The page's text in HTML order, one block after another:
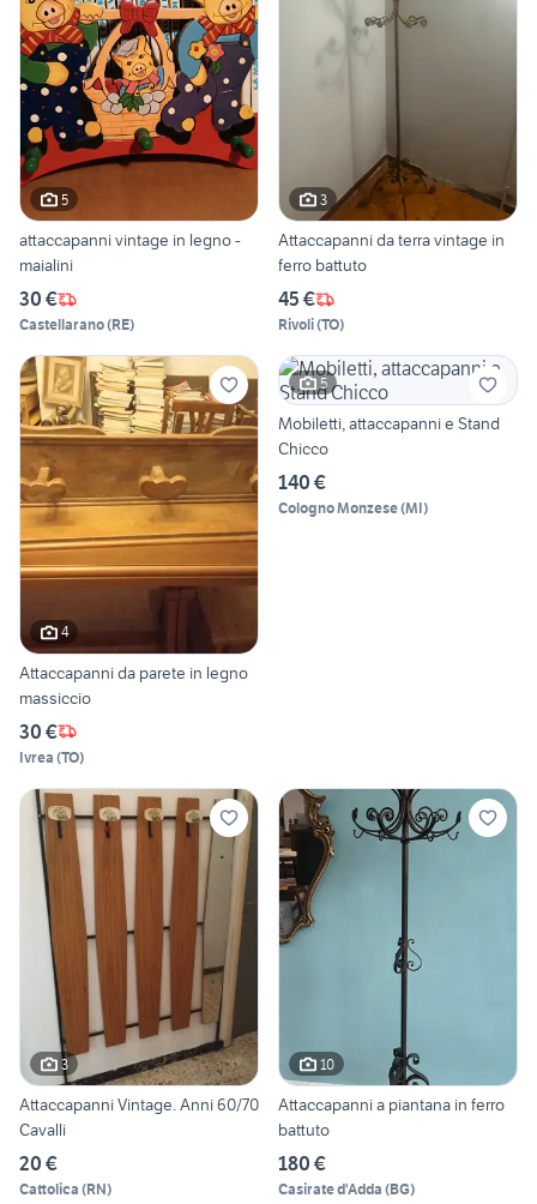
5
attaccapanni vintage in legno -
maialini
30 €
Castellarano(RE)
3
Attaccapanni da terra vintage in
ferro battuto
45 €
Rivoli(TO)
4
Attaccapanni da parete in legno
massiccio
30 €
Ivrea (TO)
5
Mobiletti, attaccapanni e Stand
Chicco
140 €
Cologno Monzese(MI)
3
Attaccapanni Vintage. Anni 60/70
Cavalli
20 €
Cattolica (RN)
10
Attaccapanni a piantana in ferro
battuto
180 €
Casirate d'Adda (BG)